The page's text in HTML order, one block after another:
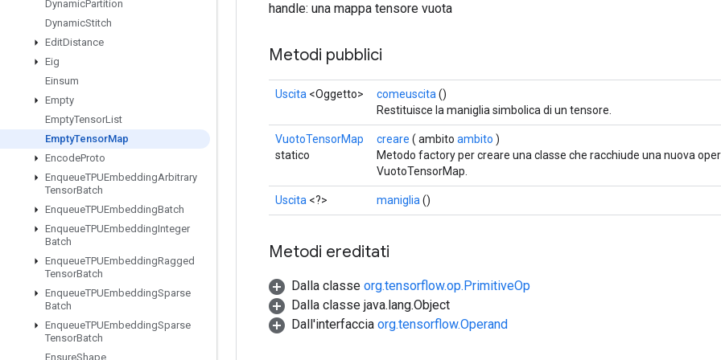
DynamicPartition
DynamicStitch
EditDistance
Eig
Einsum
Empty
EmptyTensorList
EmptyTensorMap
EncodeProto
EnqueueTPUEmbeddingArbitrary
TensorBatch
EnqueueTPUEmbeddingBatch
EnqueueTPUEmbeddingInteger
Batch
EnqueueTPUEmbeddingRagged
TensorBatch
EnqueueTPUEmbeddingSparse
Batch
EnqueueTPUEmbeddingSparse
TensorBatch
EnsureShape
handle: una mappa tensore vuota
Metodi pubblici
Uscita <Oggetto> comeuscita ()
Restituisce la maniglia simbolica di un tensore.
VuotoTensorMap
statico
creare ( ambito ambito )
Metodo factory per creare una classe che racchiude una nuova
VuotoTensorMap.
Uscita <?> maniglia ()
Metodi ereditati
Dalla classe org.tensorflow.op.PrimitiveOp
Dalla classe java.lang.Object
Dall'interfaccia org.tensorflow.Operand